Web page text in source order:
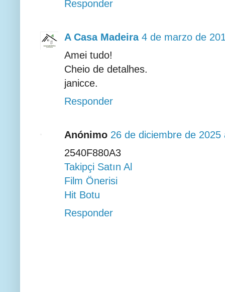
Responder
A Casa Madeira 4 de marzo de
Amei tudo!
Cheio de detalhes.
janicce.
Responder
Anónimo 26 de diciembre de 2025
2540F880A3
Takipçi Satın Al
Film Önerisi
Hit Botu
Responder